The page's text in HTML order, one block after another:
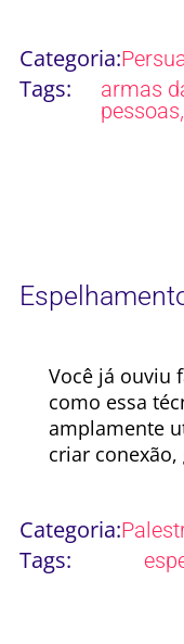
Categoria:
Tags: armas
pessoas,
Você já ouviu
como essa
amplamente
criar
Categoria:
Tags: